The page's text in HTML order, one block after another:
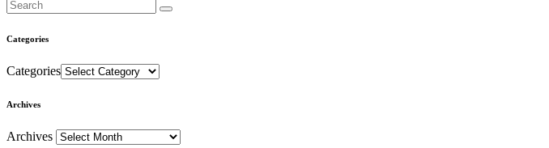
Categories
Categories
Archives
Archives